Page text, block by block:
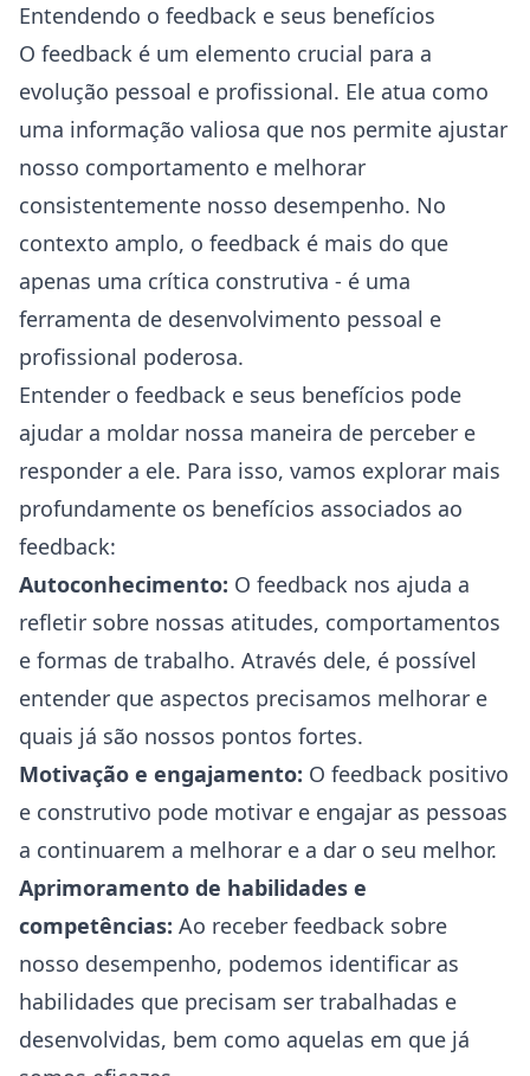
Entendendo o feedback e seus benefícios
O feedback é um elemento crucial para a
evolução pessoal e profissional. Ele atua como
uma informação valiosa que nos permite ajustar
nosso comportamento e melhorar
consistentemente nosso desempenho. No
contexto amplo, o feedback é mais do que
apenas uma crítica construtiva - é uma
ferramenta de desenvolvimento pessoal e
profissional poderosa.
Entender o feedback e seus benefícios pode
ajudar a moldar nossa maneira de perceber e
responder a ele. Para isso, vamos explorar mais
profundamente os benefícios associados ao
feedback:
Autoconhecimento: O feedback nos ajuda a
refletir sobre nossas atitudes, comportamentos
e formas de trabalho. Através dele, é possível
entender que aspectos precisamos melhorar e
quais já são nossos pontos fortes.
Motivação e engajamento: O feedback positivo
e construtivo pode motivar e engajar as pessoas
a continuarem a melhorar e a dar o seu melhor.
Aprimoramento de habilidades e
competências: Ao receber feedback sobre
nosso desempenho, podemos identificar as
habilidades que precisam ser trabalhadas e
desenvolvidas, bem como aquelas em que já